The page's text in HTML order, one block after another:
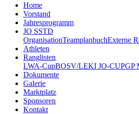
Home
Vorstand
Jahresprogramm
JO SSTD
OrganisationTeamplanbuchExterne
Athleten
Ranglisten
LWA-CupBOSV/LEKI JO-CUPGP
Dokumente
Galerie
Marktplatz
Sponsoren
Kontakt